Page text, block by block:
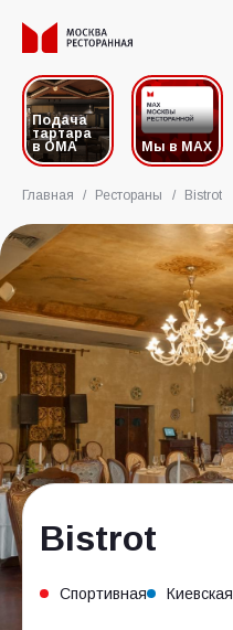
Подача
тартара
в ОМА
Мы в MAX
Главная / Рестораны / Bistrot
Bistrot
Спортивная Киевская